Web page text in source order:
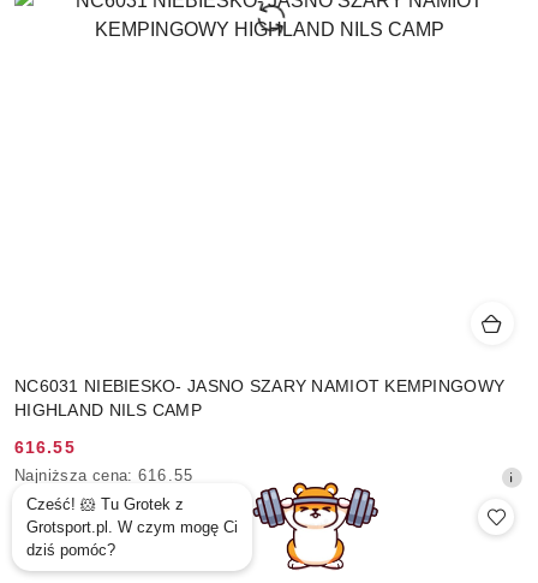
NC6031 NIEBIESKO- JASNO SZARY NAMIOT KEMPINGOWY
HIGHLAND NILS CAMP
Cena
promocyjna:
616.55
Najniższa
cena
dni
Najniższa cena: 616.55